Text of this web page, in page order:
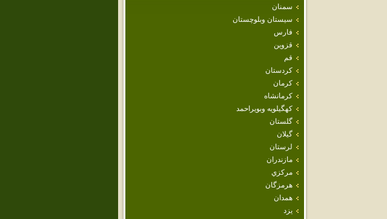
سمنان
سيستان وبلوچستان
فارس
قزوين
قم
كردستان
كرمان
كرمانشاه
كهگيلويه وبويراحمد
گلستان
گيلان
لرستان
مازندران
مركزي
هرمزگان
همدان
يزد